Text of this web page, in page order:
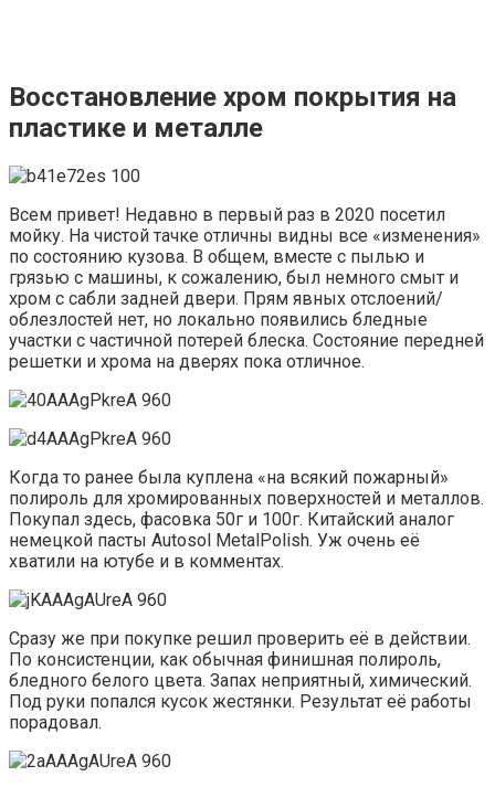
Восстановление хром покрытия на
пластике и металле
Всем привет! Недавно в первый раз в 2020 посетил
мойку. На чистой тачке отличны видны все «изменения»
по состоянию кузова. В общем, вместе с пылью и
грязью с машины, к сожалению, был немного смыт и
хром с сабли задней двери. Прям явных отслоений/
облезлостей нет, но локально появились бледные
участки с частичной потерей блеска. Состояние передней
решетки и хрома на дверях пока отличное.
Когда то ранее была куплена «на всякий пожарный»
полироль для хромированных поверхностей и металлов.
Покупал здесь, фасовка 50г и 100г. Китайский аналог
немецкой пасты Autosol MetalPolish. Уж очень её
хватили на ютубе и в комментах.
Сразу же при покупке решил проверить её в действии.
По консистенции, как обычная финишная полироль,
бледного белого цвета. Запах неприятный, химический.
Под руки попался кусок жестянки. Результат её работы
порадовал.